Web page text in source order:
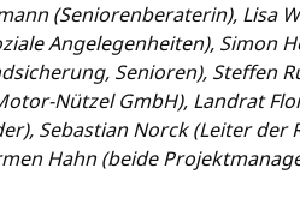
(Seniorenberaterin), Lisa
Angelegenheiten), Simon
Senioren), Steffen
Nützel GmbH), Landrat
Sebastian Norck (Leiter
Hahn (beide